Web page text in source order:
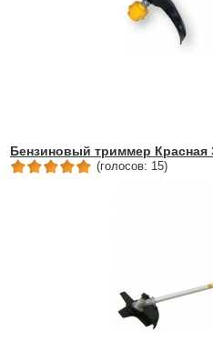
Бензиновый триммер Красная
(голосов: 15)